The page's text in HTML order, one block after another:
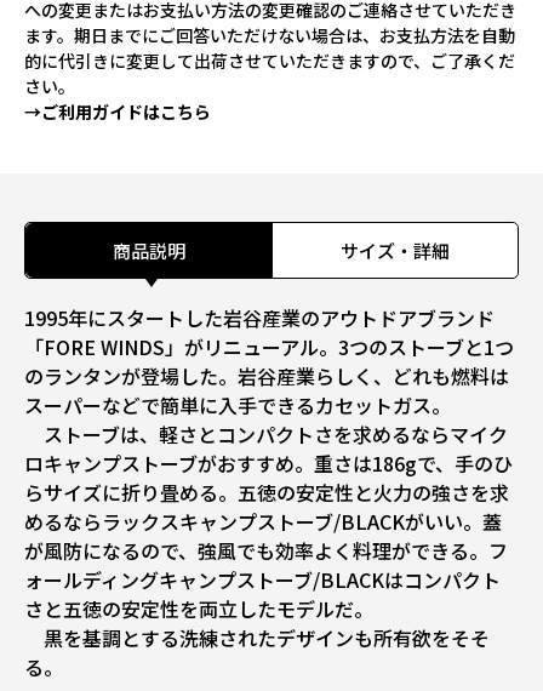
への変更またはお支払い方法の変更確認のご連絡させていただき
ます。期日までにご回答いただけない場合は、お支払方法を自動
的に代引きに変更して出荷させていただきますので、ご了承くだ
さい。
→ご利用ガイドはこちら
商品説明 サイズ・詳細
1995年にスタートした岩谷産業のアウトドアブランド
「FORE WINDS」がリニューアル。3つのストーブと1つ
のランタンが登場した。岩谷産業らしく、どれも燃料は
スーパーなどで簡単に入手できるカセットガス。
ストーブは、軽さとコンパクトさを求めるならマイク
ロキャンプストーブがおすすめ。重さは186gで、手のひ
らサイズに折り畳める。五徳の安定性と火力の強さを求
めるならラックスキャンプストーブ/BLACKがいい。蓋
が風防になるので、強風でも効率よく料理ができる。フ
ォールディングキャンプストーブ/BLACKはコンパクト
さと五徳の安定性を両立したモデルだ。
黒を基調とする洗練されたデザインも所有欲をそそ
る。